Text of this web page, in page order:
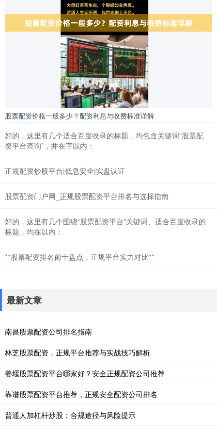
股票配资价格一般多少？配资利息与收费标准详解
好的，这里有几个适合百度收录的标题，均包含关键词“股票配
资平台查询”，并在字以内：
正规配资炒股平台|低息安全|实盘认证
股票配资门户网_正规股票配资平台排名与选择指南
好的，这里有几个围绕“股票配资平台”关键词、适合百度收录的
标题，均在以内：
**股票配资排名前十盘点，正规平台实力对比**
最新文章
南昌股票配资公司排名指南
林芝股票配资，正规平台推荐与实战技巧解析
姜堰股票配资平台哪家好？安全正规配资公司推荐
靠谱股票配资平台推荐，正规安全配资公司排名
普通人加杠杆炒股：合规途径与风险提示